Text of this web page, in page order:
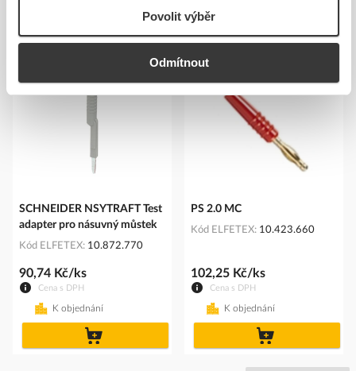
Povolit výběr
Odmítnout
Podobné produkty
SCHNEIDER NSYTRAFT Test
adapter pro násuvný můstek
Kód ELFETEX 10.872.770
Cena s DPH
90,74 Kč/ks
K objednání
PS 2.0 MC
Kód ELFETEX 10.423.660
Cena s DPH
102,25 Kč/ks
K objednání